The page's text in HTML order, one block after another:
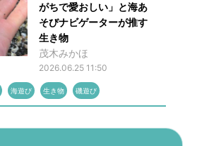
がちで愛おしい」と海あ
そびナビゲーターが推す
生き物
茂木みかほ
2026.06.25 11:50
海遊び 生き物 磯遊び